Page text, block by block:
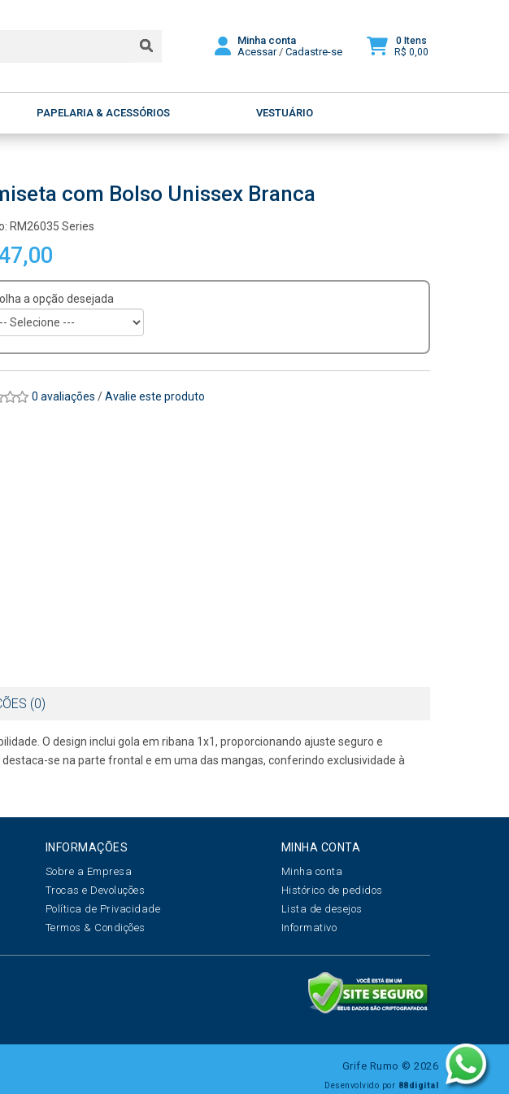
Minha conta
Acessar/ Cadastre-se
0 Itens
R$ 0,00
PAPELARIA & ACESSÓRIOS VESTUÁRIO
com Bolso Unissex Branca
RM26035 Series
a opção desejada
0 avaliações /Avalie este produto
(0)
O design inclui gola em ribana 1x1, proporcionando ajuste seguro e
se na parte frontal e em uma das mangas, conferindo exclusividade à
INFORMAÇÕES
Sobre a Empresa
Trocas e Devoluções
Política de Privacidade
Termos & Condições
MINHA CONTA
Minha conta
Histórico de pedidos
Lista de desejos
Informativo
Grife Rumo © 2026
Desenvolvido por 88digital